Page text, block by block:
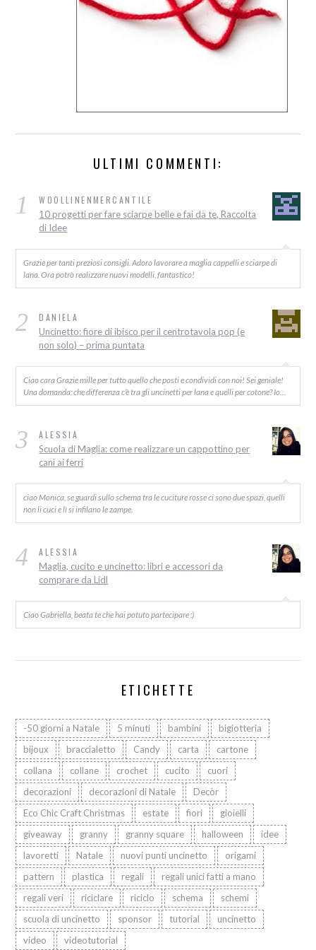
ULTIMI COMMENTI:
1 WOOLLINENMERCANTILE
10 progetti per fare sciarpe belle e fai da te, Raccolta
di Idee
Grazie per tanti preziosi consigli. Adoro lavorare a maglia cappelli e sciarpe di
lana. Ora potrò realizzare nuovi modelli, fantastico!
2 DANIELA
Uncinetto: fiore di ibisco per il centrotavola pop (e
non solo) – prima puntata
Ciao cara Grazie mille per tutto quello che posti e condividi con noi! Sei geniale!
Una domanda: che differenza c’è tra gli uncinetti per lana e quelli per cotone? Io…
3 ALESSIA
Scuola di Maglia: come realizzare un cappottino per
cani ai ferri
ciao Monica, se guardi sullo schema tra le cuciture rosse ci sono due spazi, quelli
non li cuci e lì si infilano le zampe.
4 ALESSIA
Maglia, cucito e uncinetto: libri e accessori da
comprare da Lidl
Ciao Gabriella, beata te che hai potuto partecipare :)
ETICHETTE
-50 giorni a Natale 5 minuti bambini
bigiotteria
bijoux
braccialetto Candy carta
cartone
collana
collane crochet cucito
cuori
decorazioni
decorazioni di Natale
Decòr
Eco Chic Craft Christmas
estate fiori
gioielli
giveaway
granny granny square halloween
idee
lavoretti
Natale nuovi punti uncinetto
origami
pattern
plastica regali
regali unici fatti a mano
regali veri
riciclare riciclo schema
schemi
scuola di uncinetto
sponsor tutorial
uncinetto
video
videotutorial